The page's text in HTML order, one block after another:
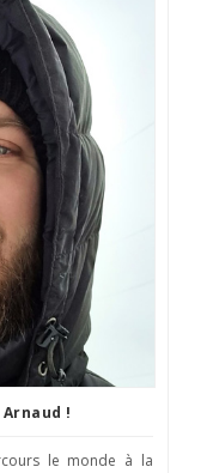
!
le monde à la